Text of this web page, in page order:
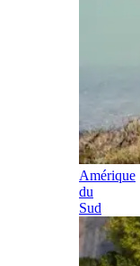
Amérique
du
Sud